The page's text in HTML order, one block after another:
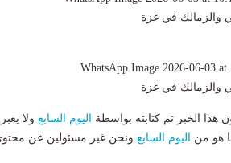
والزمالك في غزة
والزمالك في غزة
الخبر تم كتابته بواسطة اليوم السابع ولا
هو من
اليوم السابع ونحن غير مسئولين عن